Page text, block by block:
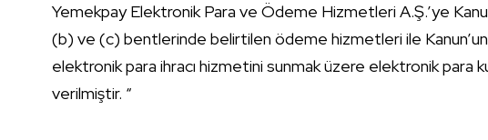
Yemekpay Elektronik Para ve Ödeme Hizmetleri A.Ş.’ye
(b) ve (c) bentlerinde belirtilen ödeme hizmetleri ile Kanun’un
elektronik para ihracı hizmetini sunmak üzere elektronik para
verilmiştir. “